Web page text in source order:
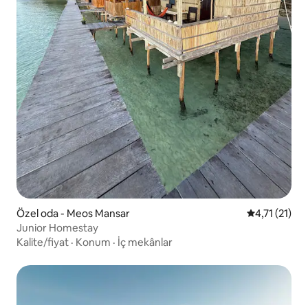
Özel oda - Meos Mansar 5 üzerinden
4,71 (21)
Junior Homestay
Kalite/fiyat · Konum · İç mekânlar